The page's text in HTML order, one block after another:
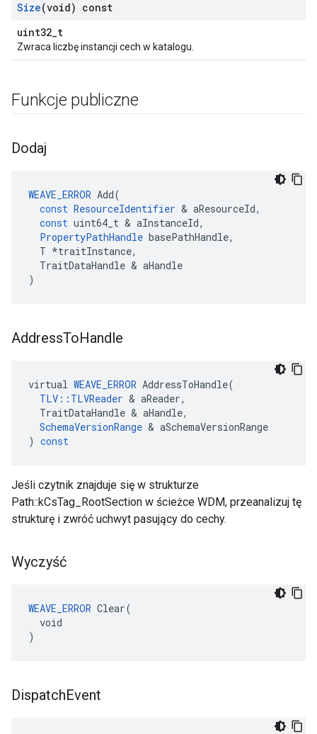
Size(void) const
uint32_t
Zwraca liczbę instancji cech w katalogu.
Funkcje publiczne
Dodaj
WEAVE_ERROR Add(
const ResourceIdentifier & aResourceId,
const uint64_t & aInstanceId,
PropertyPathHandle basePathHandle,
T *traitInstance,
TraitDataHandle & aHandle
)
AddressToHandle
virtual WEAVE_ERROR AddressToHandle(
TLV :: TLVReader & aReader,
TraitDataHandle & aHandle,
SchemaVersionRange & aSchemaVersionRange
) const
Jeśli czytnik znajduje się w strukturze
Path::kCsTag_RootSection w ścieżce WDM, przeanalizuj tę
strukturę i zwróć uchwyt pasujący do cechy.
Wyczyść
WEAVE_ERROR Clear(
  void
)
DispatchEvent